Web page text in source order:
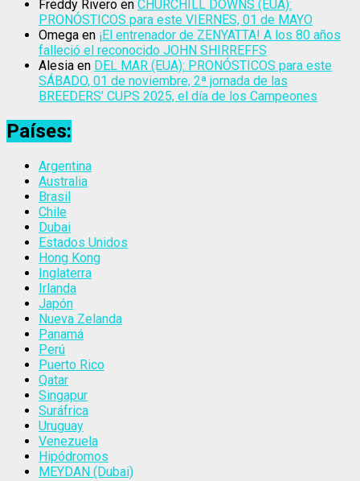
Freddy Rivero en CHURCHILL DOWNS (EUA):
PRONÓSTICOS para este VIERNES, 01 de MAYO
Omega en ¡El entrenador de ZENYATTA! A los 80 años
falleció el reconocido JOHN SHIRREFFS
Alesia en DEL MAR (EUA): PRONÓSTICOS para este
SÁBADO, 01 de noviembre, 2ª jornada de las
BREEDERS’ CUPS 2025, el día de los Campeones
Países:
Argentina
Australia
Brasil
Chile
Dubai
Estados Unidos
Hong Kong
Inglaterra
Irlanda
Japón
Nueva Zelanda
Panamá
Perú
Puerto Rico
Qatar
Singapur
Suráfrica
Uruguay
Venezuela
Hipódromos
MEYDAN (Dubai)